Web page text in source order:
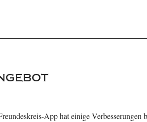
App hat einige Verbesserungen